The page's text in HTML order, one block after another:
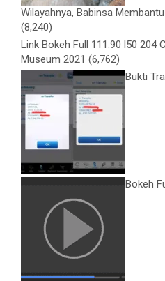
Wilayahnya, Babinsa
(8,240)
Link Bokeh Full 111.90 l50 204
Museum 2021 (6,762)
Bukti
Bokeh